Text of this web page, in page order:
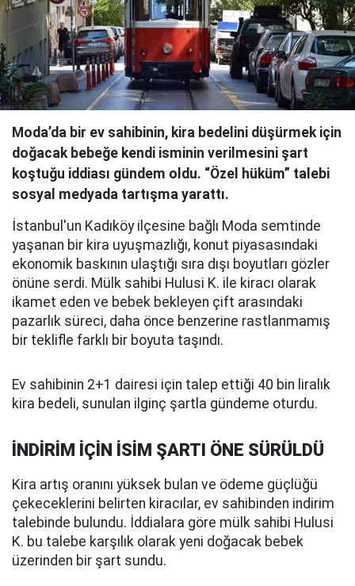
Moda’da bir ev sahibinin, kira bedelini düşürmek için
doğacak bebeğe kendi isminin verilmesini şart
koştuğu iddiası gündem oldu. “Özel hüküm” talebi
sosyal medyada tartışma yarattı.
İstanbul'un Kadıköy ilçesine bağlı Moda semtinde
yaşanan bir kira uyuşmazlığı, konut piyasasındaki
ekonomik baskının ulaştığı sıra dışı boyutları gözler
önüne serdi. Mülk sahibi Hulusi K. ile kiracı olarak
ikamet eden ve bebek bekleyen çift arasındaki
pazarlık süreci, daha önce benzerine rastlanmamış
bir teklifle farklı bir boyuta taşındı.
Ev sahibinin 2+1 dairesi için talep ettiği 40 bin liralık
kira bedeli, sunulan ilginç şartla gündeme oturdu.
İNDİRİM İÇİN İSİM ŞARTI ÖNE SÜRÜLDÜ
Kira artış oranını yüksek bulan ve ödeme güçlüğü
çekeceklerini belirten kiracılar, ev sahibinden indirim
talebinde bulundu. İddialara göre mülk sahibi Hulusi
K. bu talebe karşılık olarak yeni doğacak bebek
üzerinden bir şart sundu.